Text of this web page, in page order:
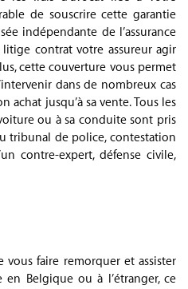
de souscrire cette garantie
indépendante de l’assurance
litige contrat votre assureur agir
cette couverture vous permet
dans de nombreux cas
achat jusqu’à sa vente. Tous les
ou à sa conduite sont pris
tribunal de police, contestation
contre-expert, défense civile,
vous faire remorquer et assister
en Belgique ou à l’étranger, ce